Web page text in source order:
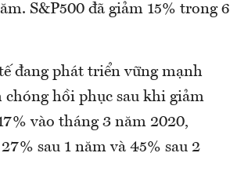
S&P500 đã giảm 15% trong 6
đang phát triển vững mạnh
hồi phục sau khi giảm
vào tháng 3 năm 2020,
sau 1 năm và 45% sau 2